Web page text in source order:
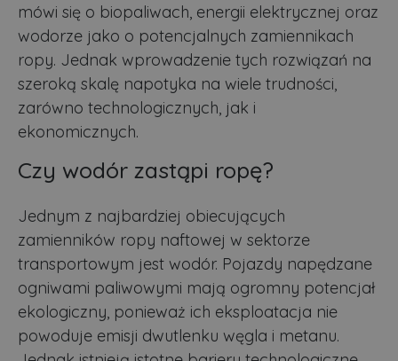
mówi się o biopaliwach, energii elektrycznej oraz
wodorze jako o potencjalnych zamiennikach
ropy. Jednak wprowadzenie tych rozwiązań na
szeroką skalę napotyka na wiele trudności,
zarówno technologicznych, jak i
ekonomicznych.
Czy wodór zastąpi ropę?
Jednym z najbardziej obiecujących
zamienników ropy naftowej w sektorze
transportowym jest wodór. Pojazdy napędzane
ogniwami paliwowymi mają ogromny potencjał
ekologiczny, ponieważ ich eksploatacja nie
powoduje emisji dwutlenku węgla i metanu.